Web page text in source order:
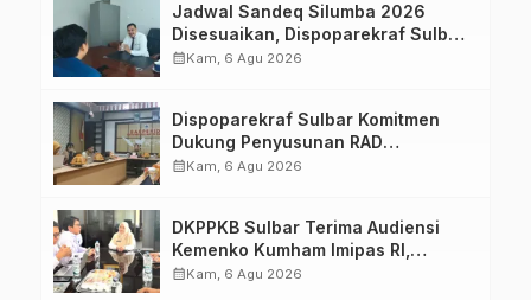
Jadwal Sandeq Silumba 2026
Disesuaikan, Dispoparekraf Sulbar
Pastikan Persiapan Tetap
calendar_monthKam, 6 Agu 2026
Dispoparekraf Sulbar Komitmen
Dukung Penyusunan RAD
TPB/SDGs Sulawesi Barat
calendar_monthKam, 6 Agu 2026
DKPPKB Sulbar Terima Audiensi
Kemenko Kumham Imipas RI,
Perkuat Pelayanan Kesehatan bagi
calendar_monthKam, 6 Agu 2026